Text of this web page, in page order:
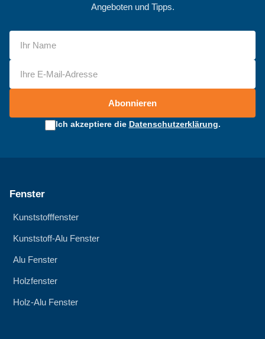
Angeboten und Tipps.
Abonnieren
Ich akzeptiere die Datenschutzerklärung.
Fenster
Kunststofffenster
Kunststoff-Alu Fenster
Alu Fenster
Holzfenster
Holz-Alu Fenster